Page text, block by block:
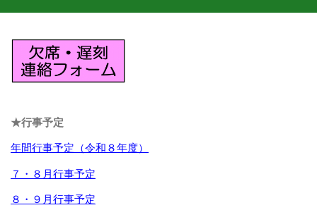
★行事予定
年間行事予定（令和８年度）
７・８月行事予定
８・９月行事予定